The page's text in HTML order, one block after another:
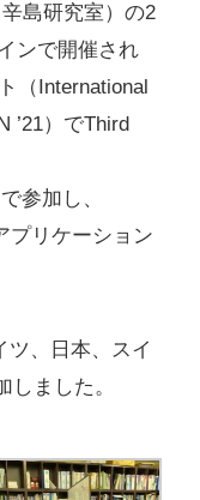
島研究室）の2
ンで開催され
（International
’21）でThird
参加し、
プリケーション
ツ、日本、スイ
ました。